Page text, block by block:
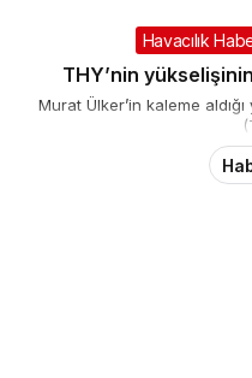
Havacılık
THY’nin
Murat Ülker’in kaleme aldığı